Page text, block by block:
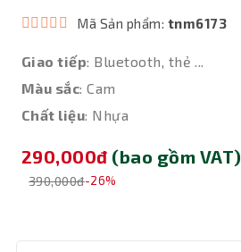
Mã Sản phẩm: tnm6173
Giao tiếp: Bluetooth, thẻ ...
Màu sắc: Cam
Chất liệu: Nhựa
290,000đ (bao gồm VAT)
390,000đ-26%